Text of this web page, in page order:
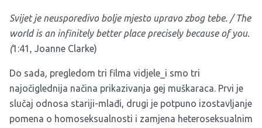
Svijet je neusporedivo bolje mjesto upravo zbog tebe. /The
world is an infinitely better place precisely because of you.
(1:41, Joanne Clarke)
Do sada, pregledom tri filma vidjele_i smo tri
najočiglednija načina prikazivanja gej muškaraca. Prvi je
slučaj odnosa stariji-mlađi, drugi je potpuno izostavljanje
pomena o homoseksualnosti i zamjena heteroseksualnim